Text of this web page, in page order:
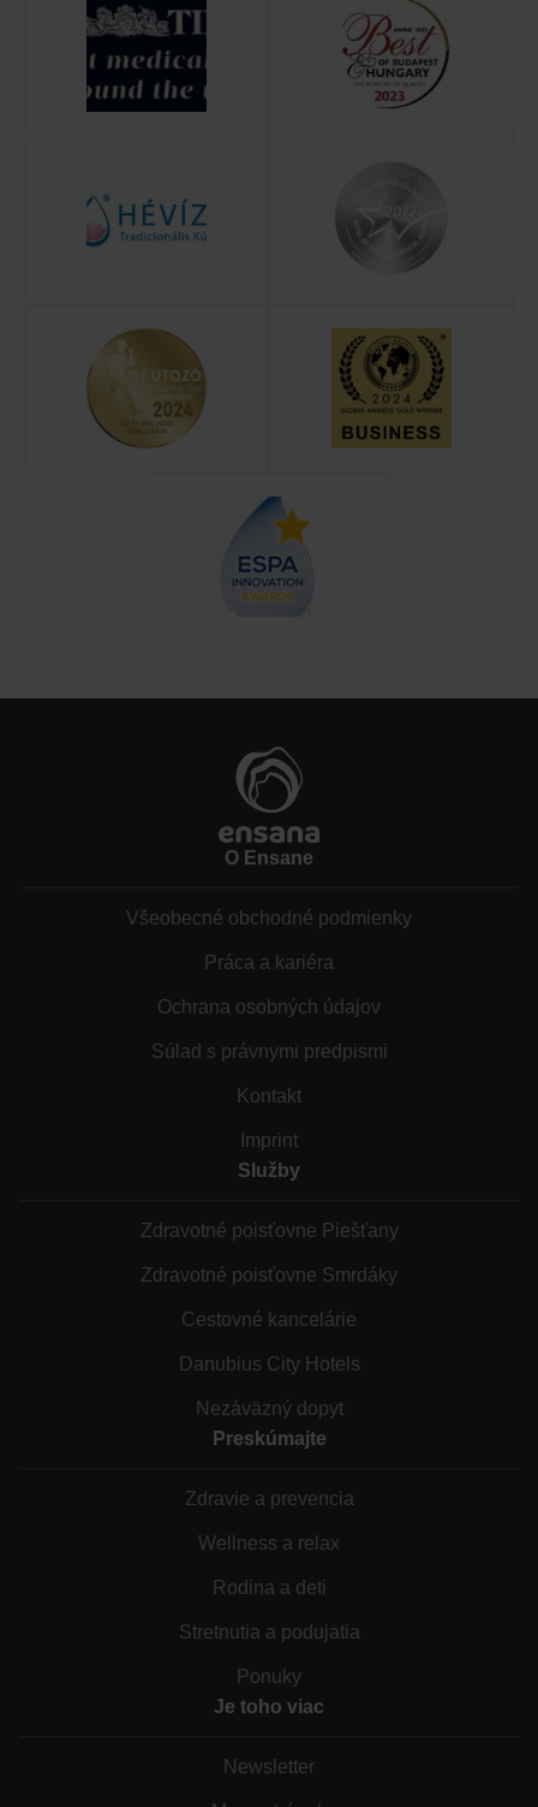
O Ensane
Všeobecné obchodné podmienky
Práca a kariéra
Ochrana osobných údajov
Súlad s právnymi predpismi
Kontakt
Imprint
Služby
Zdravotné poisťovne Piešťany
Zdravotné poisťovne Smrdáky
Cestovné kancelárie
Danubius City Hotels
Nezáväzný dopyt
Preskúmajte
Zdravie a prevencia
Wellness a relax
Rodina a deti
Stretnutia a podujatia
Ponuky
Je toho viac
Newsletter